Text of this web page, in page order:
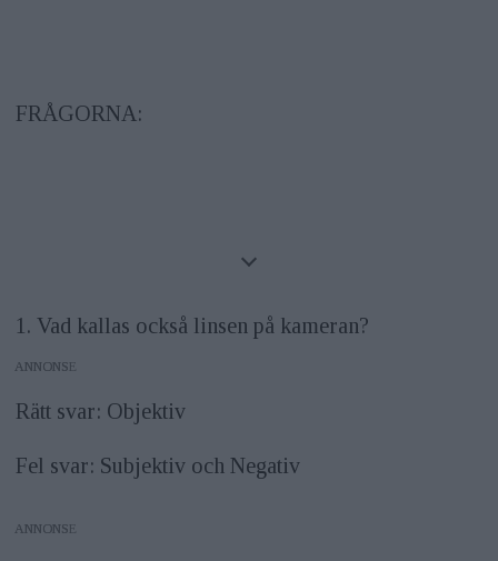
FRÅGORNA:
1. Vad kallas också linsen på kameran?
ANNONS
Rätt svar: Objektiv
Fel svar: Subjektiv och Negativ
ANNONS